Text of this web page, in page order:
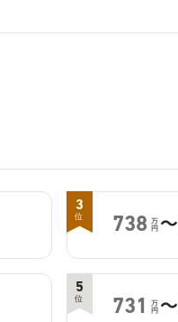
3
位 738 万
円 ～
5
位 731 万
円 ～